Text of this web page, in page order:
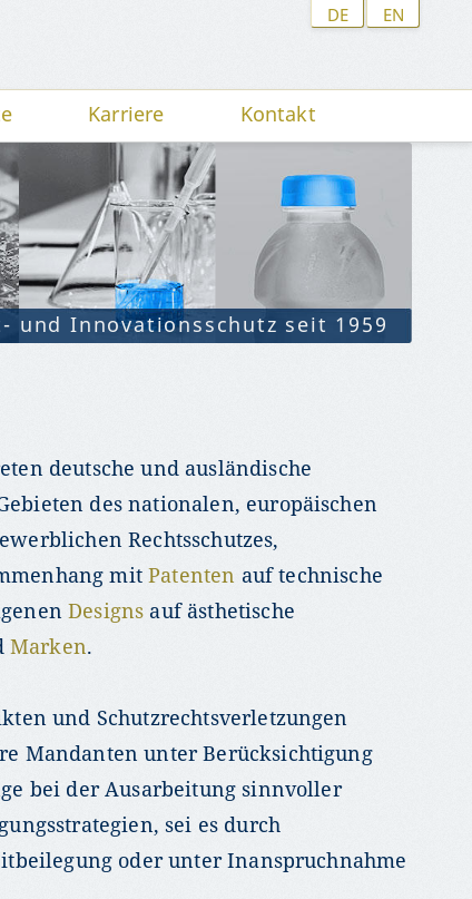
und Innovationsschutz seit 1959
deutsche und ausländische
des nationalen, europäischen
Rechtsschutzes,
mitPatenten auf technische
Designs auf ästhetische
Marken.
und Schutzrechtsverletzungen
Mandanten unter Berücksichtigung
bei der Ausarbeitung sinnvoller
sei es durch
oder unter Inanspruchnahme
EN
DE
Karriere Kontakt